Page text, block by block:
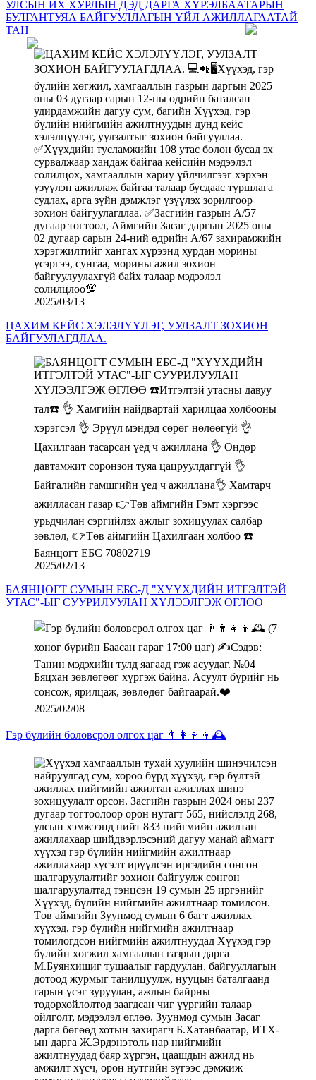
УЛСЫН ИХ ХУРЛЫН ДЭД ДАРГА ХҮРЭЛБААТАРЫН
БУЛГАНТУЯА БАЙГУУЛЛАГЫН ҮЙЛ АЖИЛЛАГААТАЙ
ТАН
2025/03/13
ЦАХИМ КЕЙС ХЭЛЭЛҮҮЛЭГ, УУЛЗАЛТ ЗОХИОН
БАЙГУУЛАГДЛАА.
2025/02/13
БАЯНЦОГТ СУМЫН ЕБС-Д "ХҮҮХДИЙН ИТГЭЛТЭЙ
УТАС"-ЫГ СУУРИЛУУЛАН ХҮЛЭЭЛГЭЖ ӨГЛӨӨ
2025/02/08
Гэр бүлийн боловсрол олгох цаг 👨‍👩‍👧‍👦🕰